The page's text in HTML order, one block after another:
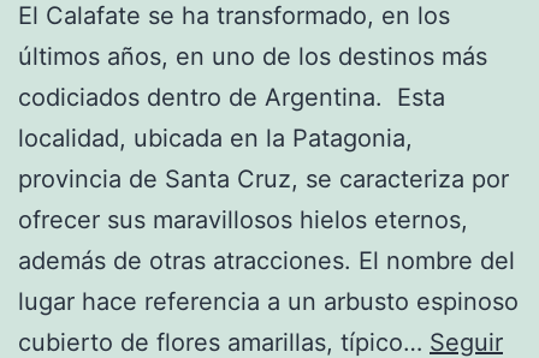
El Calafate se ha transformado, en los
últimos años, en uno de los destinos más
codiciados dentro de Argentina. Esta
localidad, ubicada en la Patagonia,
provincia de Santa Cruz, se caracteriza por
ofrecer sus maravillosos hielos eternos,
además de otras atracciones. El nombre del
lugar hace referencia a un arbusto espinoso
cubierto de flores amarillas, típico… Seguir